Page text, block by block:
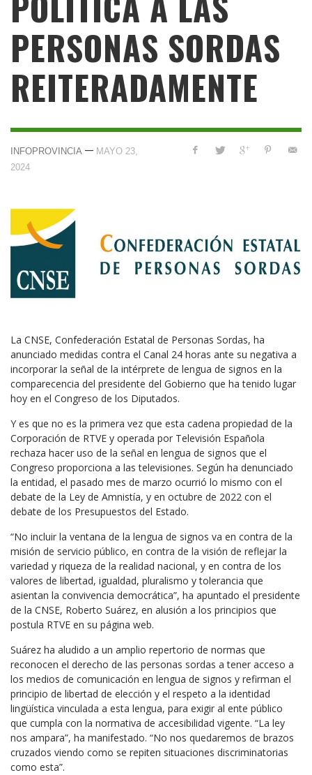
PERSONAS SORDAS
REITERADAMENTE
INFOPROVINCIA — MAYO 23,
2024
La CNSE, Confederación Estatal de Personas Sordas, ha
anunciado medidas contra el Canal 24 horas ante su negativa a
incorporar la señal de la intérprete de lengua de signos en la
comparecencia del presidente del Gobierno que ha tenido lugar
hoy en el Congreso de los Diputados.
Y es que no es la primera vez que esta cadena propiedad de la
Corporación de RTVE y operada por Televisión Española
rechaza hacer uso de la señal en lengua de signos que el
Congreso proporciona a las televisiones. Según ha denunciado
la entidad, el pasado mes de marzo ocurrió lo mismo con el
debate de la Ley de Amnistía, y en octubre de 2022 con el
debate de los Presupuestos del Estado.
“No incluir la ventana de la lengua de signos va en contra de la
misión de servicio público, en contra de la visión de reflejar la
variedad y riqueza de la realidad nacional, y en contra de los
valores de libertad, igualdad, pluralismo y tolerancia que
asientan la convivencia democrática”, ha apuntado el presidente
de la CNSE, Roberto Suárez, en alusión a los principios que
postula RTVE en su página web.
Suárez ha aludido a un amplio repertorio de normas que
reconocen el derecho de las personas sordas a tener acceso a
los medios de comunicación en lengua de signos y refirman el
principio de libertad de elección y el respeto a la identidad
lingüística vinculada a esta lengua, para exigir al ente público
que cumpla con la normativa de accesibilidad vigente. “La ley
nos ampara”, ha manifestado. “No nos quedaremos de brazos
cruzados viendo como se repiten situaciones discriminatorias
como esta”.